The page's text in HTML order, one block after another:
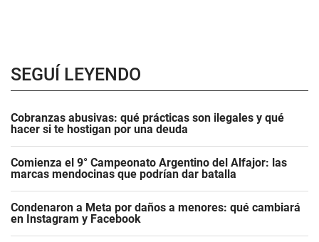
SEGUÍ LEYENDO
Cobranzas abusivas: qué prácticas son ilegales y qué
hacer si te hostigan por una deuda
Comienza el 9° Campeonato Argentino del Alfajor: las
marcas mendocinas que podrían dar batalla
Condenaron a Meta por daños a menores: qué cambiará
en Instagram y Facebook